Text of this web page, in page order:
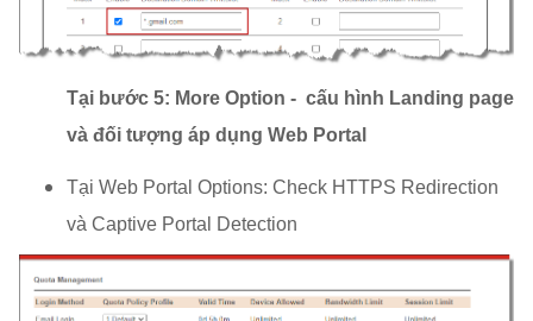
Tại bước 5: More Option - cấu hình Landing page
và đối tượng áp dụng Web Portal
Tại Web Portal Options: Check HTTPS Redirection
và Captive Portal Detection